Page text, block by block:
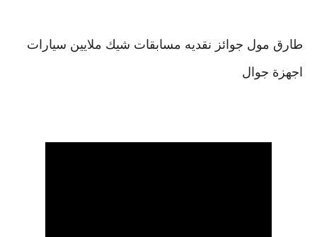
طارق مول جوائز نقديه مسابقات شيك ملايين سيارات
اجهزة جوال